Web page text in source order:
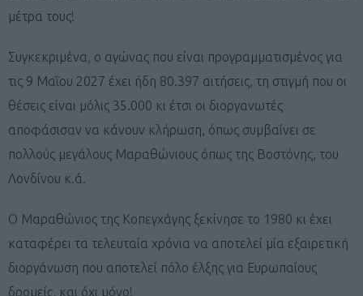
μέτρα τους!
Συγκεκριμένα, ο αγώνας που είναι προγραμματισμένος για
τις 9 Μαΐου 2027 έχει ήδη 80.397 αιτήσεις, τη στιγμή που οι
θέσεις είναι μόλις 35.000 κι έτσι οι διοργανωτές
αποφάσισαν να κάνουν κλήρωση, όπως συμβαίνει σε
πολλούς μεγάλους Μαραθώνιους όπως της Βοστόνης, του
Λονδίνου κ.ά.
Ο Μαραθώνιος της Κοπεγχάγης ξεκίνησε το 1980 κι έχει
καταφέρει τα τελευταία χρόνια να αποτελεί μία εξαιρετική
διοργάνωση που αποτελεί πόλο έλξης για Ευρωπαίους
δρομείς, και όχι μόνο!